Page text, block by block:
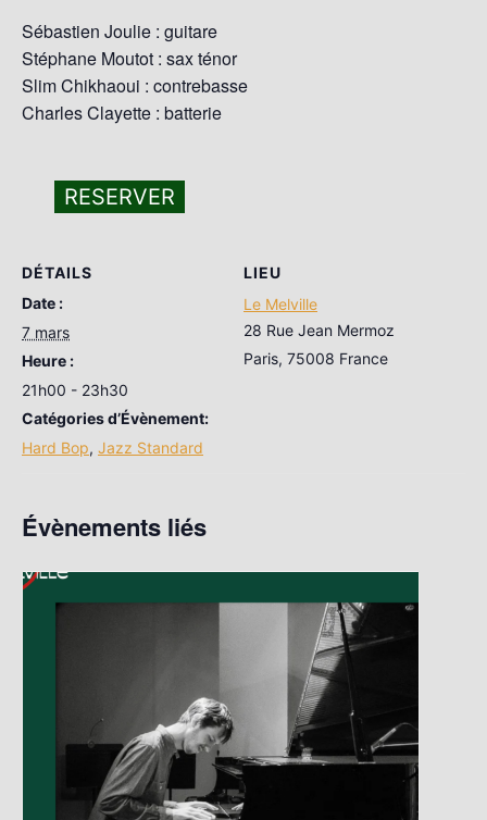
Sébastien Joulie : guitare
Stéphane Moutot : sax ténor
Slim Chikhaoui : contrebasse
Charles Clayette : batterie
RESERVER
DÉTAILS
Date :
7 mars
Heure :
21h00 - 23h30
Catégories d’Évènement:
Hard Bop, Jazz Standard
LIEU
Le Melville
28 Rue Jean Mermoz
Paris, 75008 France
Évènements liés